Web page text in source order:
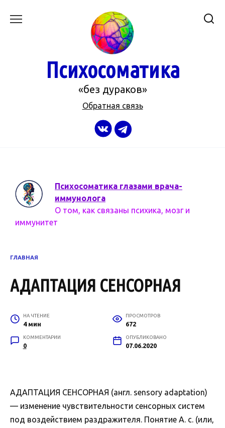
Психосоматика
«без дураков»
Обратная связь
Психосоматика глазами врача-
иммунолога
О том, как связаны психика, мозг и
иммунитет
ГЛАВНАЯ
АДАПТАЦИЯ СЕНСОРНАЯ
НА ЧТЕНИЕ
4 мин
ПРОСМОТРОВ
672
КОММЕНТАРИИ
0
ОПУБЛИКОВАНО
07.06.2020
АДАПТАЦИЯ СЕНСОРНАЯ (англ. sensory adaptation)
— изменение чувствительности сенсорных систем
под воздействием раздражителя. Понятие А. с. (или,